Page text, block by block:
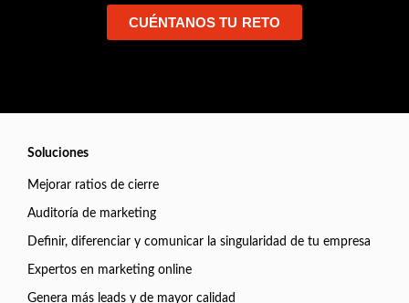
CUÉNTANOS TU RETO
Soluciones
Mejorar ratios de cierre
Auditoría de marketing
Definir, diferenciar y comunicar la singularidad de tu empresa
Expertos en marketing online
Genera más leads y de mayor calidad